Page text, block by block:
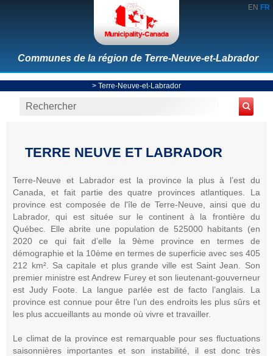
EN FR
Communes de la région de Terre-Neuve-et-Labrador
> Terre-Neuve-et-Labrador
TERRE NEUVE ET LABRADOR
Terre-Neuve et Labrador est la province la plus à l’est du
Canada, et fait partie des quatre provinces atlantiques. La
province est composée de l'île de Terre-Neuve, ainsi que du
Labrador, qui est située sur le continent à la frontière du
Québec. Elle abrite une population de 525000 habitants (en
2020 ce qui fait d’elle la 9ème province en termes de
démographie et la 10ème en termes de superficie avec ses 405
212 km². Sa capitale et plus grande ville est Saint Jean. Son
premier ministre est Andrew Furey et son lieutenant-gouverneur
est Judy Foote. La langue parlée est de facto l’anglais. La
province est connue pour être l’un des endroits les plus sûrs et
les plus accueillants au monde où vivre et travailler.
Le climat de la province est remarquable pour ses fluctuations
saisonnières importantes et son instabilité, il est donc très